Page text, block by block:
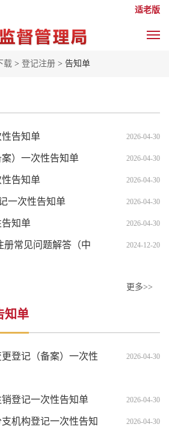
适老版
载 > 登记注册 > 告知单
告知单 2026-04-30
）一次性告知单 2026-04-30
告知单 2026-04-30
一次性告知单 2026-04-30
知单 2026-04-30
册常见问题解答（中 2024-12-20
更多>>
知单
登记（备案）一次性 2026-04-30
登记一次性告知单 2026-04-30
机构登记一次性告知 2026-04-30